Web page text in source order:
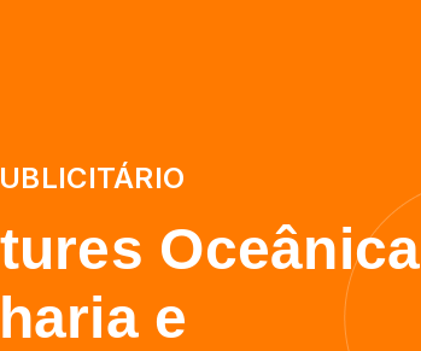
Oceânica
e